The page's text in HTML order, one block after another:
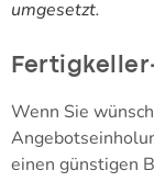
umgesetzt.
Wenn Sie
einen günstigen